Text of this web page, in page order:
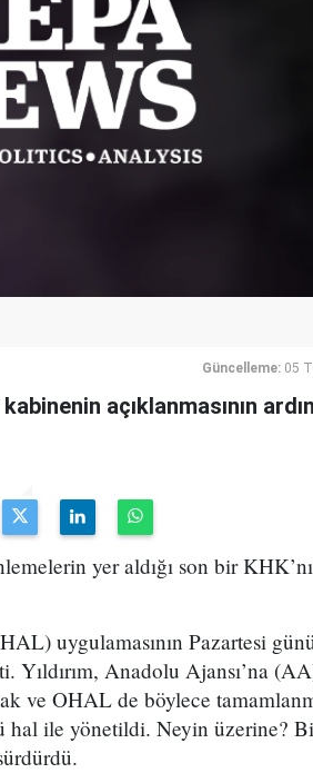
Güncelleme: 05
açıklanmasının
yer aldığı son bir
uygulamasının Pazartesi
Yıldırım, Anadolu Ajansı’na
ve OHAL de böylece
ile yönetildi. Neyin üzerine?